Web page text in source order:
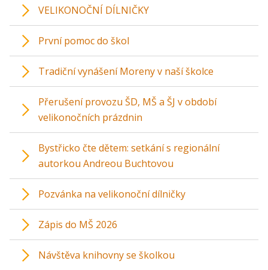
VELIKONOČNÍ DÍLNIČKY
První pomoc do škol
Tradiční vynášení Moreny v naší školce
Přerušení provozu ŠD, MŠ a ŠJ v období
velikonočních prázdnin
Bystřicko čte dětem: setkání s regionální
autorkou Andreou Buchtovou
Pozvánka na velikonoční dílničky
Zápis do MŠ 2026
Návštěva knihovny se školkou